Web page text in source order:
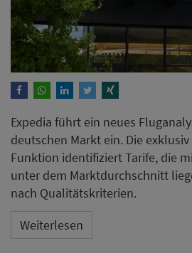
Expedia führt ein neues
deutschen Markt ein. Die
Funktion identifiziert Tarife, die
unter dem Marktdurchschnitt
nach Qualitätskriterien.
Weiterlesen